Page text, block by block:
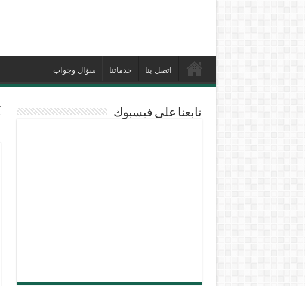
اتصل بنا خدماتنا سؤال وجواب
تابعنا على فيسبوك